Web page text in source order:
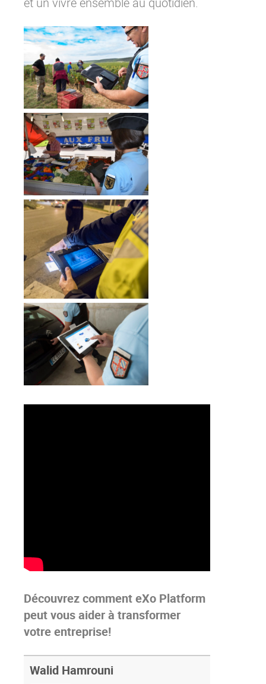
Découvrez comment eXo Platform
peut vous aider à transformer
votre entreprise!
Walid Hamrouni